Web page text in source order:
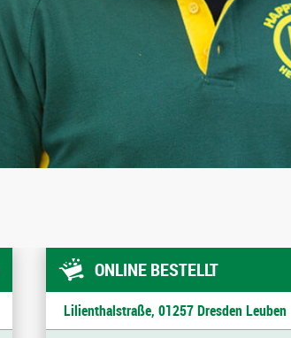
ONLINE BESTELLT
Lilienthalstraße, 01257 Dresden Leuben